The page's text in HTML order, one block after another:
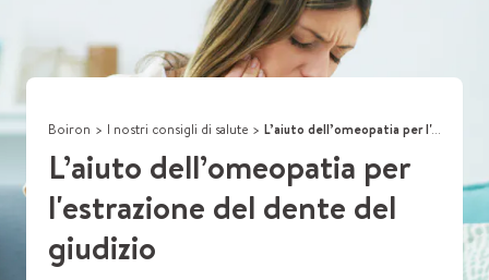
Boiron > I nostri consigli di salute > L’aiuto dell’omeopatia per l'estrazione del dente del giudizio
L’aiuto dell’omeopatia per
l'estrazione del dente del
giudizio